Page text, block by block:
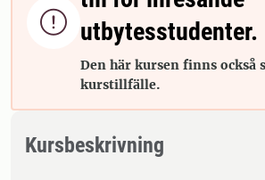
 utbytesstudenter.
Den här kursen finns också
kurstillfälle.
Kursbeskrivning